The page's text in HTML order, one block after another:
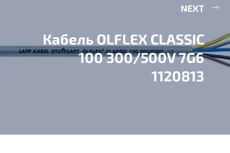
NEXT
Кабель OLFLEX CLASSIC
100 300/500V 7G6
1120813